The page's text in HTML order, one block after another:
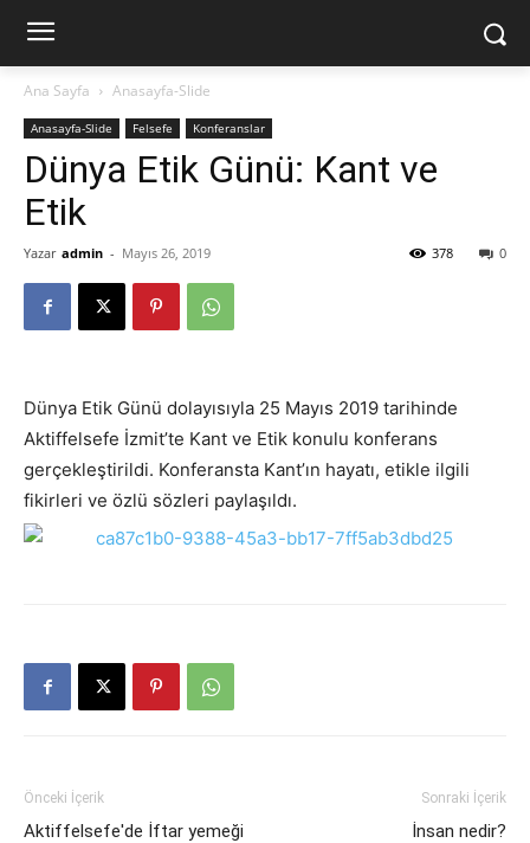
Ana Sayfa Anasayfa-Slide
Anasayfa-Slide Felsefe Konferanslar
Dünya Etik Günü: Kant ve
Etik
Yazar admin - Mayıs 26, 2019 0
378
Dünya Etik Günü dolayısıyla 25 Mayıs 2019 tarihinde
Aktiffelsefe İzmit’te Kant ve Etik konulu konferans
gerçekleştirildi. Konferansta Kant’ın hayatı, etikle ilgili
fikirleri ve özlü sözleri paylaşıldı.
Önceki İçerik
Aktiffelsefe'de İftar yemeği
Sonraki İçerik
İnsan nedir?